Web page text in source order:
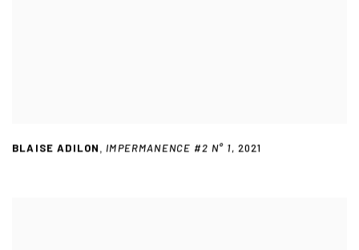
BLAISE ADILON , IMPERMANENCE #2 N° 1, 2021